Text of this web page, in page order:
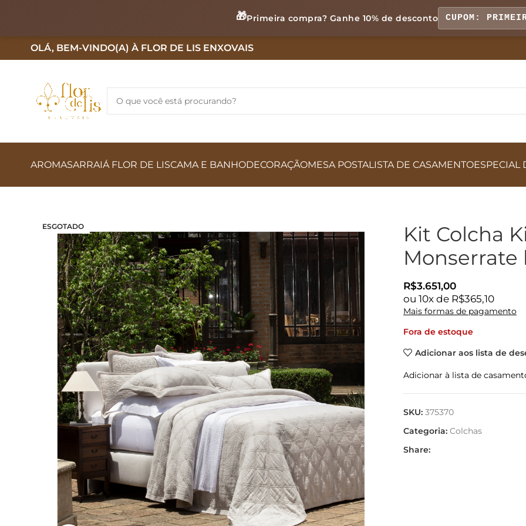
🎁Primeira compra? Ganhe 10% de desconto CUPOM:
OLÁ, BEM-VINDO(A) À FLOR DE LIS ENXOVAIS
AROMASARRAIÁ FLOR DE LISCAMA E BANHODECORAÇÃOMESA POSTALISTA DE CASAMENTOESPECIAL
ESGOTADO
Kit Colcha
Monserrate
R$3.651,00
ou 10x de R$365,10
Mais formas de pagamento
Fora de estoque
Adicionar aos lista de
Adicionar à lista de
SKU: 375370
Categoria: Colchas
Share: